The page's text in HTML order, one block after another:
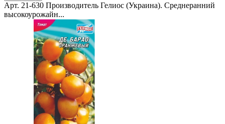
Арт. 21-630 Производитель Гелиос (Украина). Среднеранний
высокоурожайн...